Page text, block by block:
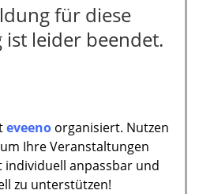
für diese
leider beendet.
eveeno organisiert. Nutzen
Ihre Veranstaltungen
anpassbar und
zu unterstützen!